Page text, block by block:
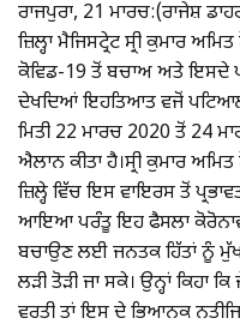
ਰਾਜਪੁਰਾ, 21 ਮਾਰਚ:(ਰਾਜੇਸ਼
ਜ਼ਿਲ੍ਹਾ ਮੈਜਿਸਟ੍ਰੇਟ ਸ੍ਰੀ ਕੁਮਾਰ
ਕੋਵਿਡ-19 ਤੋਂ ਬਚਾਅ ਅਤੇ ਇਸਦੇ
ਦੇਖਦਿਆਂ ਇਹਤਿਆਤ ਵਜੋਂ
ਮਿਤੀ 22 ਮਾਰਚ 2020 ਤੋਂ 24
ਐਲਾਨ ਕੀਤਾ ਹੈ।ਸ੍ਰੀ ਕੁਮਾਰ
ਜ਼ਿਲ੍ਹੇ ਵਿੱਚ ਇਸ ਵਾਇਰਸ ਤੋਂ
ਆਇਆ ਪਰੰਤੂ ਇਹ ਫੈਸਲਾ
ਬਚਾਉਣ ਲਈ ਜਨਤਕ ਹਿੱਤਾਂ ਨੂੰ
ਲੜੀ ਤੋੜੀ ਜਾ ਸਕੇ। ਉਨ੍ਹਾਂ
ਵਰਤੀ ਤਾਂ ਇਸ ਦੇ ਭਿਆਨਕ